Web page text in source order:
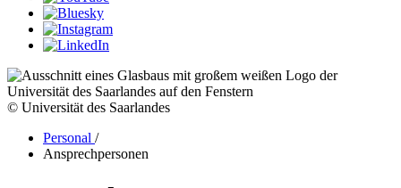
© Universität des Saarlandes
Personal /
Ansprechpersonen